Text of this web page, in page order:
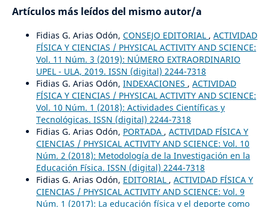
Artículos más leídos del mismo autor/a
Fidias G. Arias Odón, CONSEJO EDITORIAL , ACTIVIDAD
FÍSICA Y CIENCIAS / PHYSICAL ACTIVITY AND SCIENCE:
Vol. 11 Núm. 3 (2019): NÚMERO EXTRAORDINARIO
UPEL - ULA, 2019. ISSN (digital) 2244-7318
Fidias G. Arias Odón, INDEXACIONES , ACTIVIDAD
FÍSICA Y CIENCIAS / PHYSICAL ACTIVITY AND SCIENCE:
Vol. 10 Núm. 1 (2018): Actividades Científicas y
Tecnológicas. ISSN (digital) 2244-7318
Fidias G. Arias Odón, PORTADA , ACTIVIDAD FÍSICA Y
CIENCIAS / PHYSICAL ACTIVITY AND SCIENCE: Vol. 10
Núm. 2 (2018): Metodología de la Investigación en la
Educación Física. ISSN (digital) 2244-7318
Fidias G. Arias Odón, EDITORIAL , ACTIVIDAD FÍSICA Y
CIENCIAS / PHYSICAL ACTIVITY AND SCIENCE: Vol. 9
Núm. 1 (2017): La educación física y el deporte como